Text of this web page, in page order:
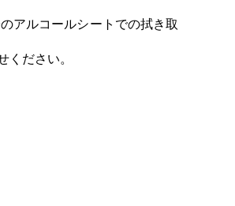
アルコールシートでの拭き取
ださい。